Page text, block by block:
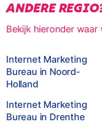
ANDERE
Bekijk hieronder
Internet Marketing
Bureau in Noord-
Holland
Internet Marketing
Bureau in Drenthe